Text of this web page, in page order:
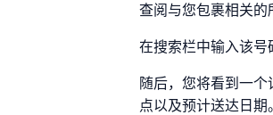
查阅与您包裹相关的
在搜索栏中输入该号
随后，您将看到一
点以及预计送达日